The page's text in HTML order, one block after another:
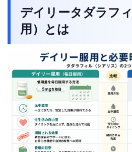
デイリータダラフ
用）とは